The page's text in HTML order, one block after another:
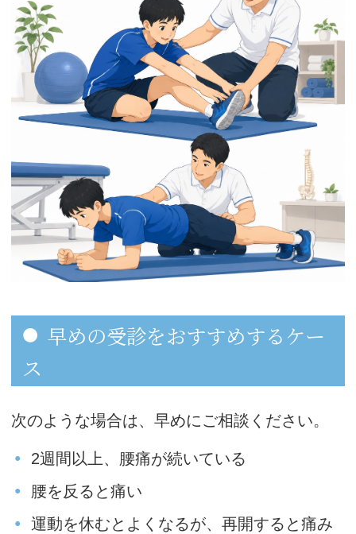
早めの受診をおすすめするケー
ス
次のような場合は、早めにご相談ください。
2週間以上、腰痛が続いている
腰を反ると痛い
運動を休むとよくなるが、再開すると痛み